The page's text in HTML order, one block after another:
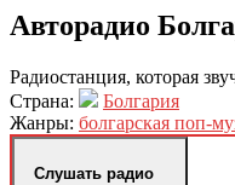
Авторадио
Радиостанция, которая
Страна:
Болгария
Жанры: болгарская поп-
Слушать радио